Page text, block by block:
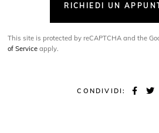
RICHIEDI UN
This site is protected by reCAPTCHA and the
of Service apply.
CONDIVIDI: